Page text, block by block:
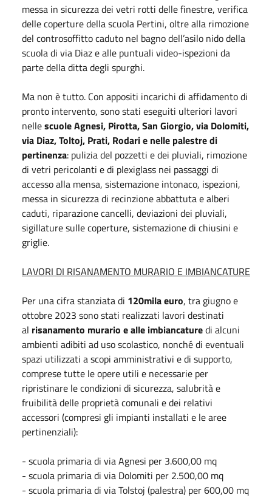
messa in sicurezza dei vetri rotti delle finestre, verifica
delle coperture della scuola Pertini, oltre alla rimozione
del controsoffitto caduto nel bagno dell’asilo nido della
scuola di via Diaz e alle puntuali video-ispezioni da
parte della ditta degli spurghi.
Ma non è tutto. Con appositi incarichi di affidamento di
pronto intervento, sono stati eseguiti ulteriori lavori
nellescuole Agnesi, Pirotta, San Giorgio, via Dolomiti,
via Diaz, Toltoj, Prati, Rodari e nelle palestre di
pertinenza: pulizia del pozzetti e dei pluviali, rimozione
di vetri pericolanti e di plexiglass nei passaggi di
accesso alla mensa, sistemazione intonaco, ispezioni,
messa in sicurezza di recinzione abbattuta e alberi
caduti, riparazione cancelli, deviazioni dei pluviali,
sigillature sulle coperture, sistemazione di chiusini e
griglie.
LAVORI DI RISANAMENTO MURARIO E IMBIANCATURE
Per una cifra stanziata di 120mila euro, tra giugno e
ottobre 2023 sono stati realizzati lavori destinati
al risanamento murario e alle imbiancaturedi alcuni
ambienti adibiti ad uso scolastico, nonché di eventuali
spazi utilizzati a scopi amministrativi e di supporto,
comprese tutte le opere utili e necessarie per
ripristinare le condizioni di sicurezza, salubrità e
fruibilità delle proprietà comunali e dei relativi
accessori (compresi gli impianti installati e le aree
pertinenziali):
- scuola primaria di via Agnesi per 3.600,00 mq
- scuola primaria di via Dolomiti per 2.500,00 mq
- scuola primaria di via Tolstoj (palestra) per 600,00 mq